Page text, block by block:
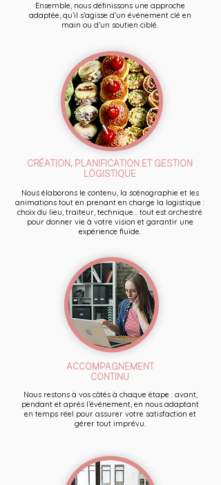
Ensemble, nous définissons une approche
adaptée, qu’il s’agisse d’un événement clé en
main ou d’un soutien ciblé.
CRÉATION, PLANIFICATION ET GESTION
LOGISTIQUE
Nous élaborons le contenu, la scénographie et les
animations tout en prenant en charge la logistique :
choix du lieu, traiteur, technique... tout est orchestré
pour donner vie à votre vision et garantir une
expérience fluide.
ACCOMPAGNEMENT
CONTINU
Nous restons à vos côtés à chaque étape : avant,
pendant et après l’événement, en nous adaptant
en temps réel pour assurer votre satisfaction et
gérer tout imprévu.